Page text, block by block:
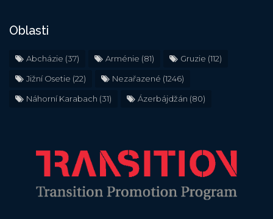
Oblasti
Abcházie (37) Arménie (81) Gruzie (112)
Jižní Osetie (22) Nezařazené (1246)
Náhorní Karabach (31) Ázerbájdžán (80)